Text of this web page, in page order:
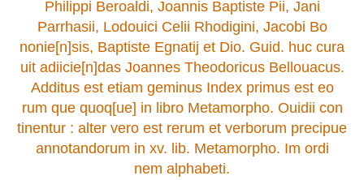
Philippi Beroaldi, Joannis Baptiste Pii, Jani
Parrhasii, Lodouici Celii Rhodigini, Jacobi Bo
nonie[n]sis, Baptiste Egnatij et Dio. Guid. huc cura
uit adiicie[n]das Joannes Theodoricus Bellouacus.
Additus est etiam geminus Index primus est eo
rum que quoq[ue] in libro Metamorpho. Ouidii con
tinentur : alter vero est rerum et verborum precipue
annotandorum in xv. lib. Metamorpho. Im ordi
nem alphabeti.